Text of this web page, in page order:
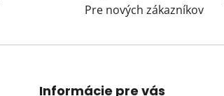
Pre nových zákazníkov
Informácie pre vás